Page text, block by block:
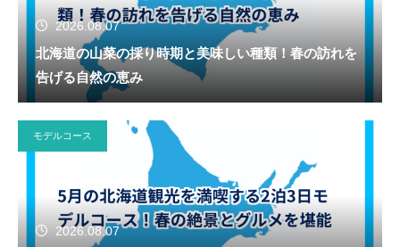
2026.08.07
北海道の山菜の採り時期と美味しい種類！春の訪れを
告げる自然の恵み
モデルコース
2026.08.07